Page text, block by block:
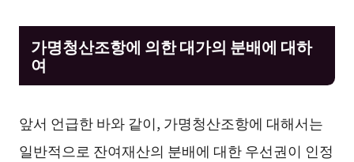
가명청산조항에 의한 대가의 분배에 대하
여
앞서 언급한 바와 같이, 가명청산조항에 대해서는
일반적으로 잔여재산의 분배에 대한 우선권이 인정